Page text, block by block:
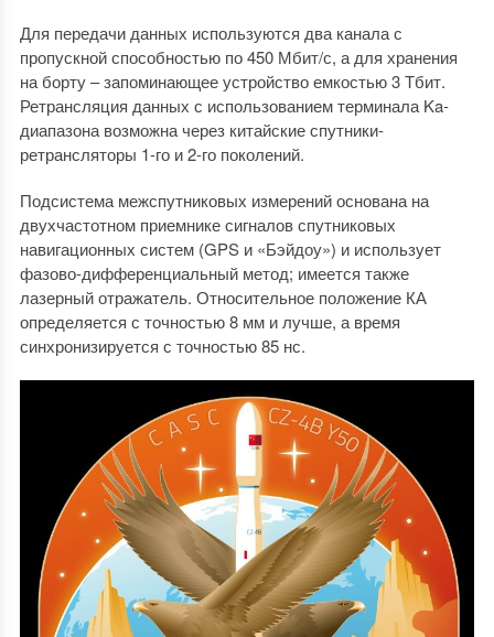
Для передачи данных используются два канала с
пропускной способностью по 450 Мбит/с, а для хранения
на борту – запоминающее устройство емкостью 3 Тбит.
Ретрансляция данных с использованием терминала Ka-
диапазона возможна через китайские спутники-
ретрансляторы 1-го и 2-го поколений.
Подсистема межспутниковых измерений основана на
двухчастотном приемнике сигналов спутниковых
навигационных систем (GPS и «Бэйдоу») и использует
фазово-дифференциальный метод; имеется также
лазерный отражатель. Относительное положение КА
определяется с точностью 8 мм и лучше, а время
синхронизируется с точностью 85 нс.